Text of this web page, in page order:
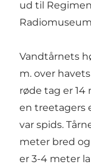
ud til
Vandtårnets
m. over
røde tag er
en treetagers
var spids.
meter bred
er 3-4 meter